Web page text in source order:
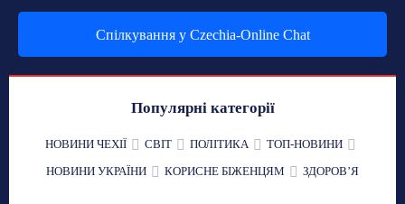
Спілкування у Czechia-Online Chat
Популярні категорії
НОВИНИ ЧЕХІЇ СВІТ ПОЛІТИКА
ТОП-НОВИНИ
НОВИНИ УКРАЇНИ
КОРИСНЕ БІЖЕНЦЯМ ЗДОРОВʼЯ